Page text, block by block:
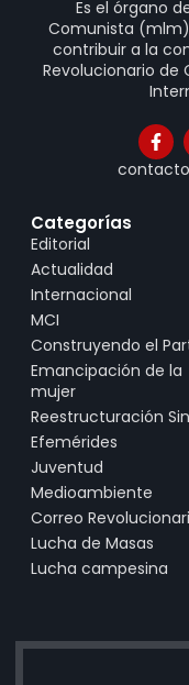
Es el órgano
Comunista
contribuir a la
Revolucionario
Categorías
Editorial
Actualidad
Internacional
MCI
Construyendo el
Emancipación de la
mujer
Reestructuración
Efemérides
Juventud
Medioambiente
Correo
Lucha de Masas
Lucha campesina